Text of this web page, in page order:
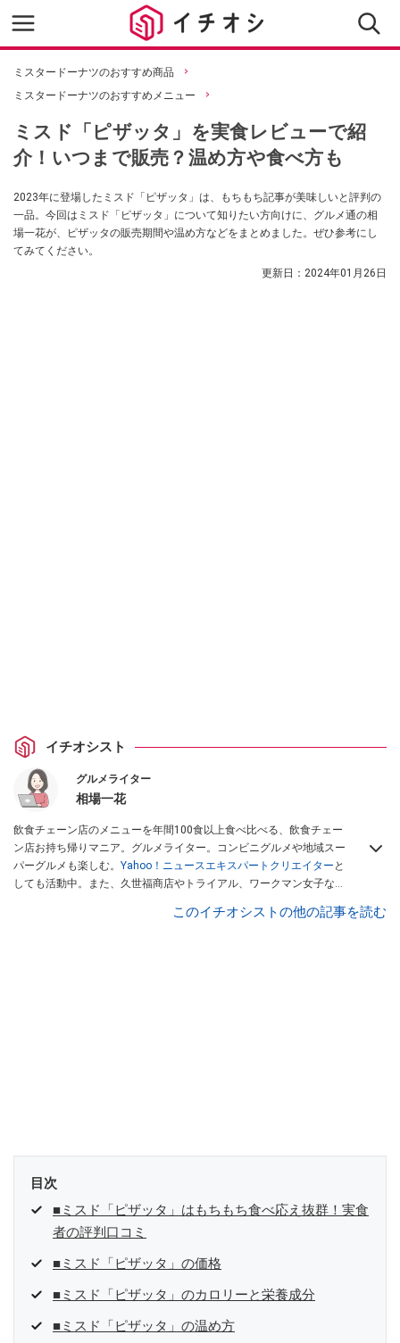
ミスタードーナツのおすすめ商品
ミスタードーナツのおすすめメニュー
ミスド「ピザッタ」を実食レビューで紹
介！いつまで販売？温め方や食べ方も
2023年に登場したミスド「ピザッタ」は、もちもち記事が美味しいと評判の
一品。今回はミスド「ピザッタ」について知りたい方向けに、グルメ通の相
場一花が、ピザッタの販売期間や温め方などをまとめました。ぜひ参考にし
てみてください。
更新日： 2024年01月26日
イチオシスト
グルメライター
相場一花
飲食チェーン店のメニューを年間100食以上食べ比べる、飲食チェー
ン店お持ち帰りマニア。グルメライター。コンビニグルメや地域スー
パーグルメも楽しむ。 Yahoo！ニュースエキスパートクリエイター と
しても活動中。また、久世福商店やトライアル、ワークマン女子など
、集英社「週刊プレイボーイ」、宝島
このイチオシストの他の記事を読む
目次
■ミスド「ピザッタ」はもちもち食べ応え抜群！実食
者の評判口コミ
■ミスド「ピザッタ」の価格
■ミスド「ピザッタ」のカロリーと栄養成分
■ミスド「ピザッタ」の温め方